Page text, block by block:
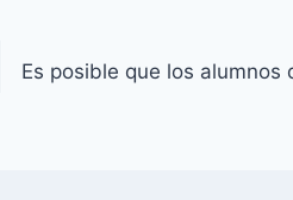
Es posible que los